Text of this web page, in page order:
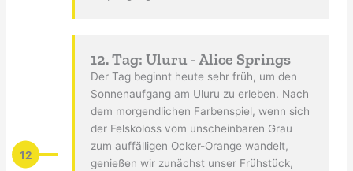
12
12. Tag: Uluru - Alice Springs
Der Tag beginnt heute sehr früh, um den
Sonnenaufgang am Uluru zu erleben. Nach
dem morgendlichen Farbenspiel, wenn sich
der Felskoloss vom unscheinbaren Grau
zum auffälligen Ocker-Orange wandelt,
genießen wir zunächst unser Frühstück,